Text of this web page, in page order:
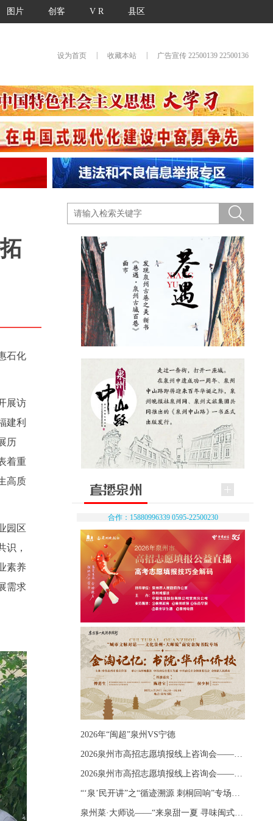
图片 创客 V R 县区
设为首页 收藏本站 广告宣传 22500139 22500136
石化
展访
建利
历
着重
高质
园区
识，
素养
需求
合作：15880996339 0595-22500230
2026年“闽超”泉州VS宁德